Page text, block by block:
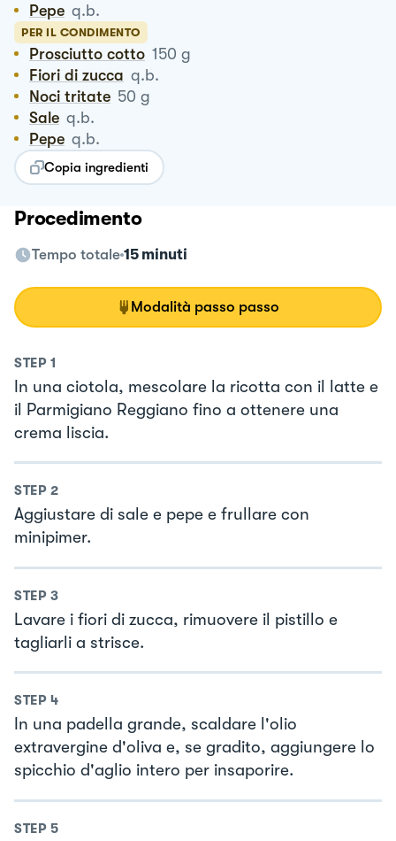
Pepe q.b.
PER IL CONDIMENTO
Prosciutto cotto 150 g
Fiori di zucca q.b.
Noci tritate 50 g
Sale q.b.
Pepe q.b.
Copia ingredienti
Procedimento
Tempo totale 15 minuti
Modalità passo passo
STEP 1
In una ciotola, mescolare la ricotta con il latte e
il Parmigiano Reggiano fino a ottenere una
crema liscia.
STEP 2
Aggiustare di sale e pepe e frullare con
minipimer.
STEP 3
Lavare i fiori di zucca, rimuovere il pistillo e
tagliarli a strisce.
STEP 4
In una padella grande, scaldare l'olio
extravergine d'oliva e, se gradito, aggiungere lo
spicchio d'aglio intero per insaporire.
STEP 5